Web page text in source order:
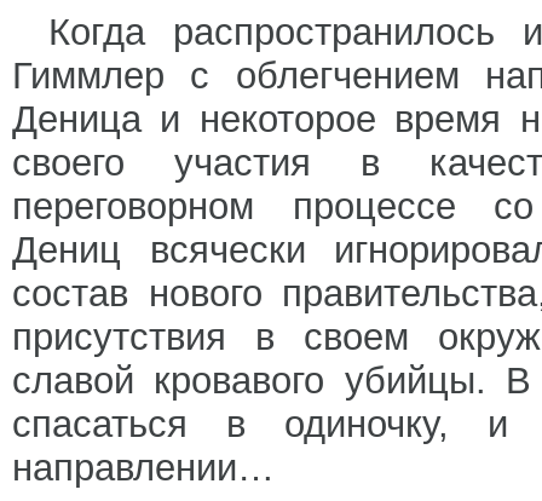
Когда распространилось
Гиммлер с облегчением
Деница и некоторое время
своего участия в
переговорном процессе
Дениц всячески
состав нового
присутствия в своем
славой кровавого убийцы.
спасаться в одиночку,
направлении…